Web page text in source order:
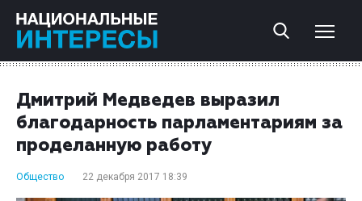
Дмитрий Медведев выразил
благодарность парламентариям за
проделанную работу
Общество 22 декабря 2017 18:39